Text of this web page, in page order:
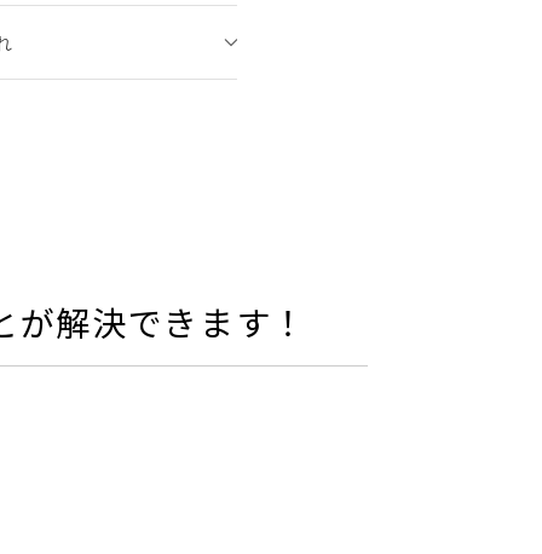
解決できます！